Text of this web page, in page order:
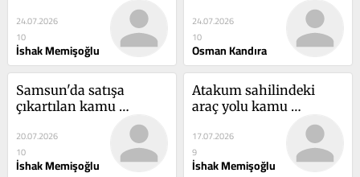
güçlenir mi?
24.07.2026
10
İshak Memişoğlu
24.07.2026
10
Osman Kandıra
Samsun'da satışa
çıkartılan kamu
arazileri ve Samsun'un
geleceği!
20.07.2026
10
İshak Memişoğlu
Atakum sahilindeki
araç yolu kamu
edilmesinin önünü açtı!
17.07.2026
9
İshak Memişoğlu